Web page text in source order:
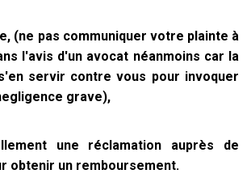
(ne pas communiquer votre plainte à
l'avis d'un avocat néanmoins car la
servir contre vous pour invoquer
grave),
une réclamation auprès de
obtenir un remboursement.